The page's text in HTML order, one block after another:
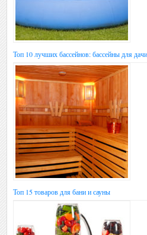
Топ 10 лучших бассейнов: бассейны для
Топ 15 товаров для бани и сауны